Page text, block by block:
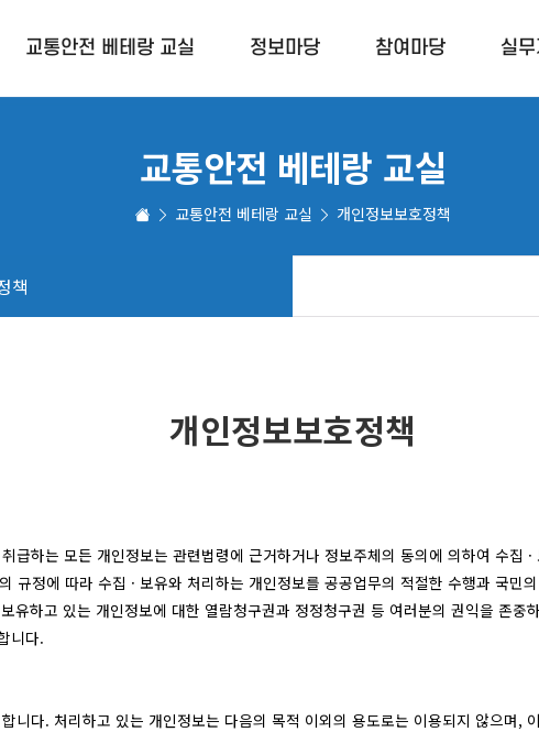
교통안전 베테랑 교실 정보마당
교통안전 표지판
고령운전자 운전면허 정기적성(갱신)
참여마당
보행교육 참여게
나눔 서포터즈 참
안전맵핑
실
교통안전 베테랑 교실
교통안전 베테랑 교실 개인정보보호정책
책
개인정보보호정책
하는 모든 개인정보는 관련법령에 근거하거나 정보주체의 동의에 의하여 수집
규정에 따라 수집 · 보유와 처리하는 개인정보를 공공업무의 적절한 수행과 국
유하고 있는 개인정보에 대한 열람청구권과 정정청구권 등 여러분의 권익을 존
니다.
니다. 처리하고 있는 개인정보는 다음의 목적 이외의 용도로는 이용되지 않으며,